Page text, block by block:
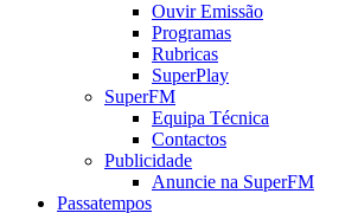
Ouvir Emissão
Programas
Rubricas
SuperPlay
SuperFM
Equipa Técnica
Contactos
Publicidade
Anuncie na SuperFM
Passatempos